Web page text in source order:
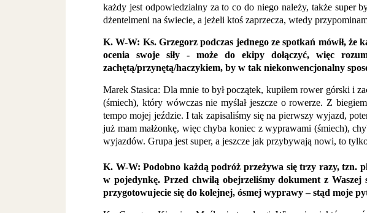
każdy jest odpowiedzialny za to co do niego należy, także
dżentelmeni na świecie, a jeżeli ktoś zaprzecza, wtedy
K. W-W: Ks. Grzegorz podczas jednego ze spotkań mówił, że
ocenia swoje siły - może do ekipy dołączyć, więc
zachętą/przynętą/haczykiem, by w tak niekonwencjonalny
Marek Stasica: Dla mnie to był początek, kupiłem rower górski i
(śmiech), który wówczas nie myślał jeszcze o rowerze. Z
tempo mojej jeździe. I tak zapisaliśmy się na pierwszy wyjazd,
już mam małżonkę, więc chyba koniec z wyprawami (śmiech),
wyjazdów. Grupa jest super, a jeszcze jak przybywają nowi, to
K. W-W: Podobno każdą podróż przeżywa się trzy razy, tzn.
w pojedynkę. Przed chwilą obejrzeliśmy dokument z
przygotowujecie się do kolejnej, ósmej wyprawy – stąd moje